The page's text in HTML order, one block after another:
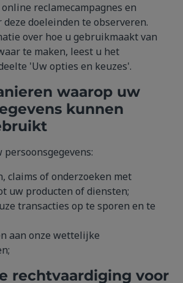
reclamecampagnes en
doeleinden te observeren.
over hoe u gebruikmaakt van
te maken, leest u het
'Uw opties en keuzes'.
waarop uw
kunnen
claims of onderzoeken met
uw producten of diensten;
transacties op te sporen en te
aan onze wettelijke
rechtvaardiging voor